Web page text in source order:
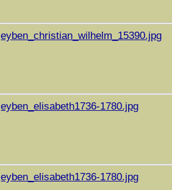
eyben_christian_wilhelm_15390.jpg
eyben_elisabeth1736-1780.jpg
eyben_elisabeth1736-1780.jpg